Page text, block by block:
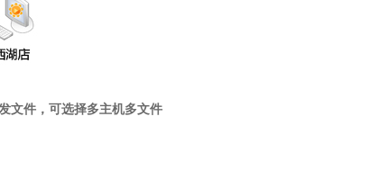
文件，可选择多主机多文件